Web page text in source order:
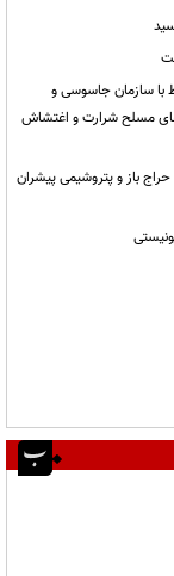
از مزدوران مرتبط با سازمان جاسوسی و
۴ نفر از اعضای باندهای مسلح شرارت و اغتشاش
کالا / حراج باز و پتروشیمی پیشران